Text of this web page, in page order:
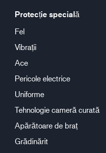
Protecție specială
Fel
Vibrații
Ace
Pericole electrice
Uniforme
Tehnologie cameră curată
Apărătoare de braț
Grădinărit